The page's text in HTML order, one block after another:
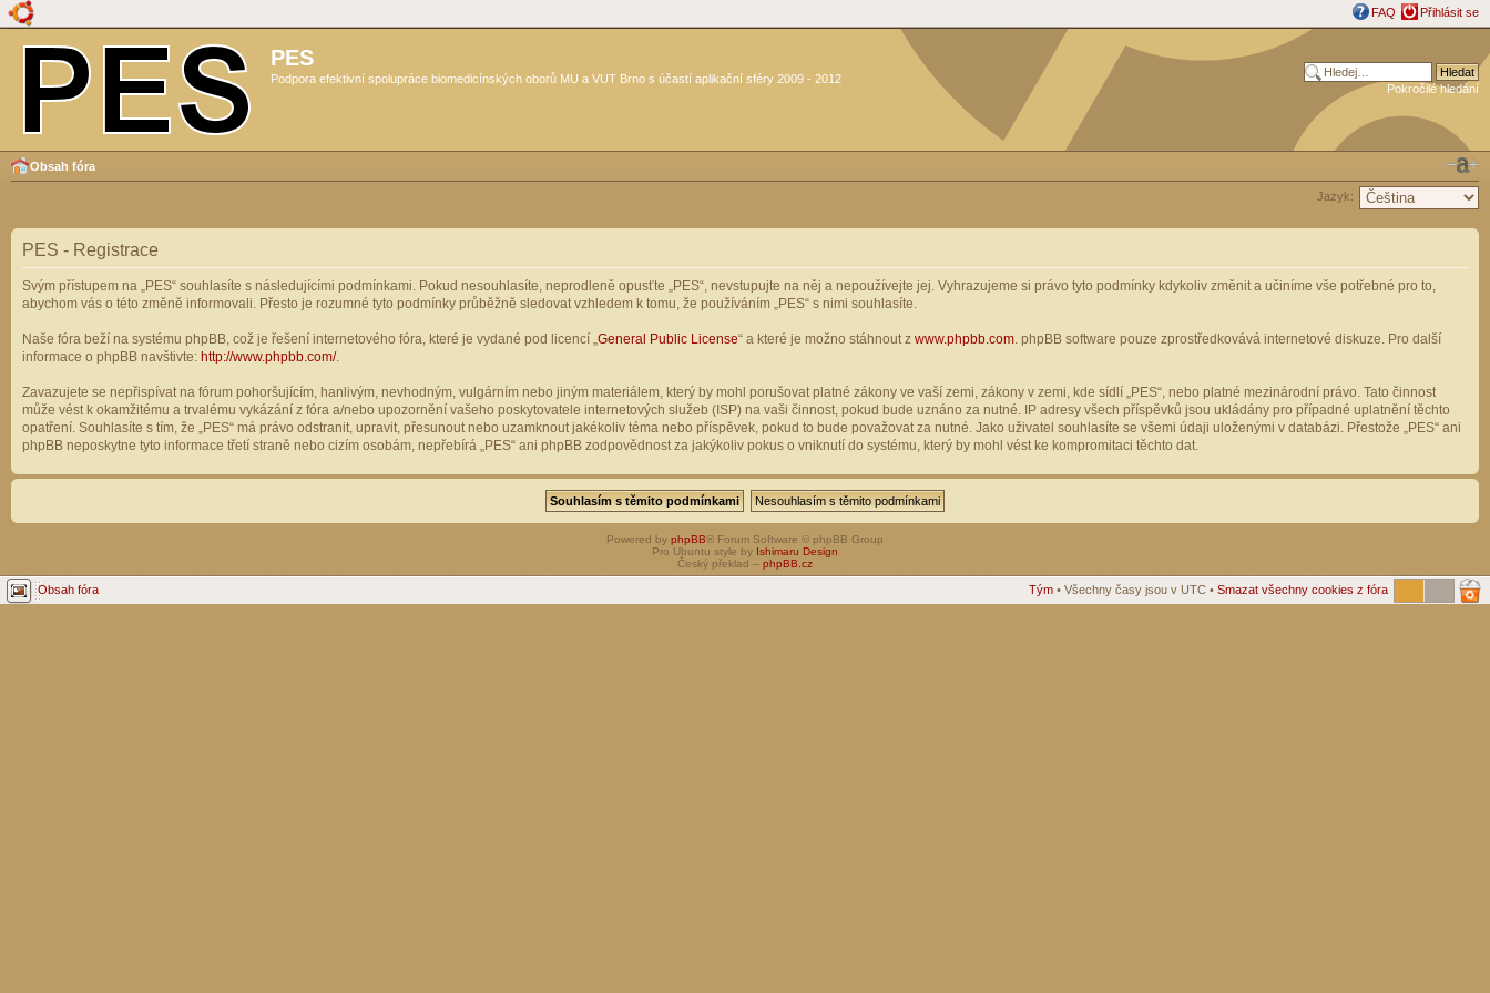
FAQ Přihlásit se
PES
Podpora efektivní spolupráce biomedicínských oborů MU a VUT Brno s účastí aplikační sféry 2009 - 2012
Pokročilé hledání
Obsah fóra
Jazyk:
PES - Registrace
Svým přístupem na „PES“ souhlasíte s následujícími podmínkami. Pokud nesouhlasíte, neprodleně opusťte „PES“, nevstupujte na něj a nepoužívejte jej. Vyhrazujeme si právo tyto podmínky kdykoliv změnit a učiníme vše potřebné pro to,
abychom vás o této změně informovali. Přesto je rozumné tyto podmínky průběžně sledovat vzhledem k tomu, že používáním „PES“ s nimi souhlasíte.
Naše fóra beží na systému phpBB, což je řešení internetového fóra, které je vydané pod licencí „ General Public License“ a které je možno stáhnout z www.phpbb.com . phpBB software pouze zprostředkovává internetové diskuze. Pro další
informace o phpBB navštivte: http://www.phpbb.com/.
Zavazujete se nepřispívat na fórum pohoršujícím, hanlivým, nevhodným, vulgárním nebo jiným materiálem, který by mohl porušovat platné zákony ve vaší zemi, zákony v zemi, kde sídlí „PES“, nebo platné mezinárodní právo. Tato činnost
může vést k okamžitému a trvalému vykázání z fóra a/nebo upozornění vašeho poskytovatele internetových služeb (ISP) na vaši činnost, pokud bude uznáno za nutné. IP adresy všech příspěvků jsou ukládány pro případné uplatnění těchto
opatření. Souhlasíte s tím, že „PES“ má právo odstranit, upravit, přesunout nebo uzamknout jakékoliv téma nebo příspěvek, pokud to bude považovat za nutné. Jako uživatel souhlasíte se všemi údaji uloženými v databázi. Přestože „PES“ ani
phpBB neposkytne tyto informace třetí straně nebo cizím osobám, nepřebírá „PES“ ani phpBB zodpovědnost za jakýkoliv pokus o vniknutí do systému, který by mohl vést ke kompromitaci těchto dat.
Powered by phpBB® Forum Software © phpBB Group
Pro Ubuntu style by Ishimaru Design
Český překlad – phpBB.cz
Obsah fóra Tým • Všechny časy jsou v UTC • Smazat všechny cookies z fóra